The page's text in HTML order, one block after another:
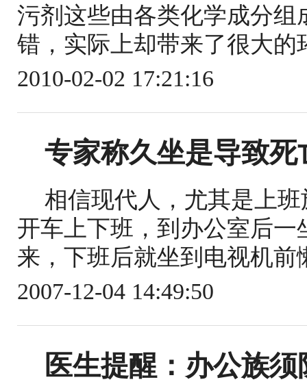
污剂这些由各类化学成分
错，实际上却带来了很大
2010-02-02 17:21:16
专家称久坐是导致
相信现代人，尤其是上
开车上下班，到办公室后
来，下班后就坐到电视机
2007-12-04 14:49:50
医生提醒：办公族须